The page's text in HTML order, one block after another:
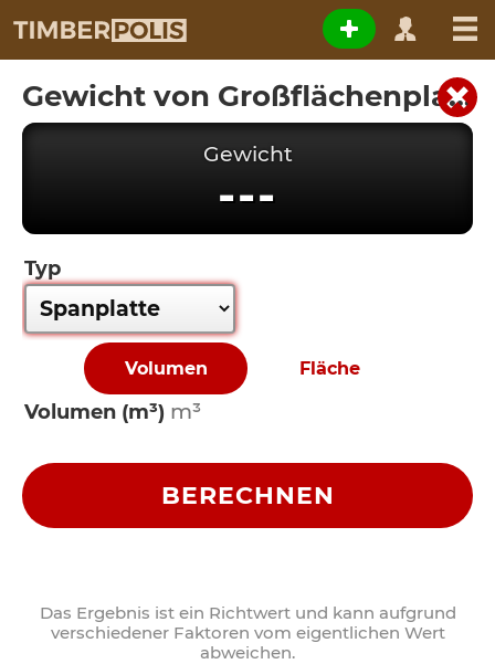
Gewicht von Großflächenplatten
Gewicht
---
Typ
Volumen Fläche
Volumen (m³)
BERECHNEN
Das Ergebnis ist ein Richtwert und kann aufgrund
verschiedener Faktoren vom eigentlichen Wert
abweichen.